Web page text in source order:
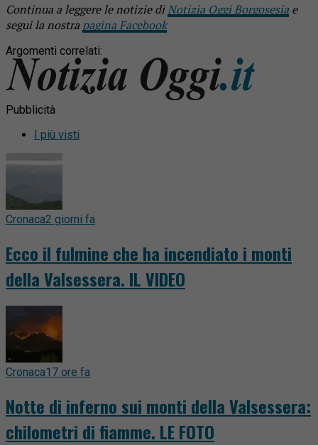
Continua a leggere le notizie diNotizia Oggi Borgosesia e
segui la nostra pagina Facebook
Argomenti correlati:
Pubblicità
I più visti
Cronaca2 giorni fa
Ecco il fulmine che ha incendiato i monti
della Valsessera. IL VIDEO
Cronaca17 ore fa
Notte di inferno sui monti della Valsessera:
chilometri di fiamme. LE FOTO